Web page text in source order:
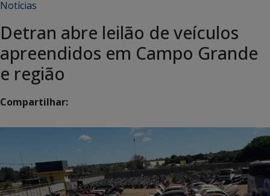
Notícias
Detran abre leilão de veículos
apreendidos em Campo Grande
e região
Compartilhar: